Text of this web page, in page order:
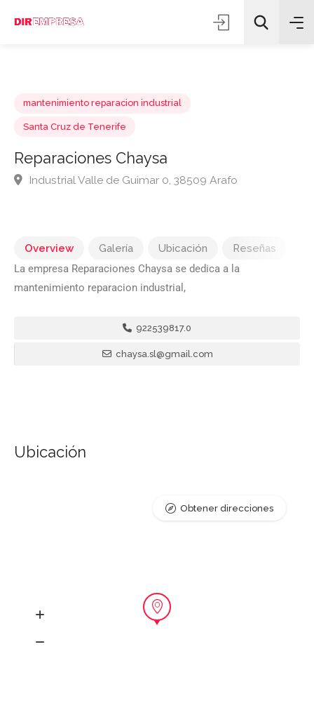
Todas las categorías
mantenimiento reparacion industrial
Reparaciones Chaysa
Overview Galería Ubicación
Reseñas
La empresa Reparaciones Chaysa se dedica a la
mantenimiento reparacion industrial,
922539817.0
chaysa.sl@gmail.com
Ubicación
Obtener direcciones